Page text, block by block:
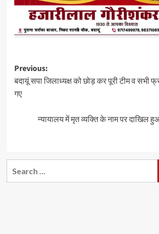
Post
navigation
Previous:
बदायूं सपा जिलाध्यक्ष को छोड़ कर पूरी टीम व
गए
न्यायालय में मृत व्यक्ति के नाम पर दाखिल